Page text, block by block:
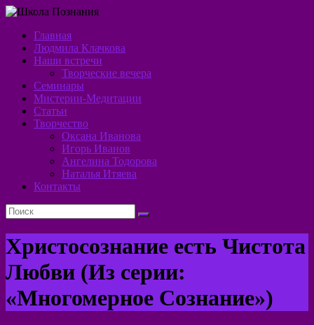
Перейти
содержимому
Школа
Познания
Алхимия
Духа
Главная
Людмила Клачкова
Наши встречи
Творческие вечера
Семинары
Мистерии-Медитации
Статьи
Творчество
Оксана Иванова
Игорь Иванов
Ангелина Тодорова
Наталья Итяева
Контакты
Христосознание есть Чистота
Любви (Из серии:
«Многомерное Сознание»)